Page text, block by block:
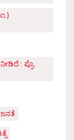
: ಪ್ರೊ.
ಜನತೆ